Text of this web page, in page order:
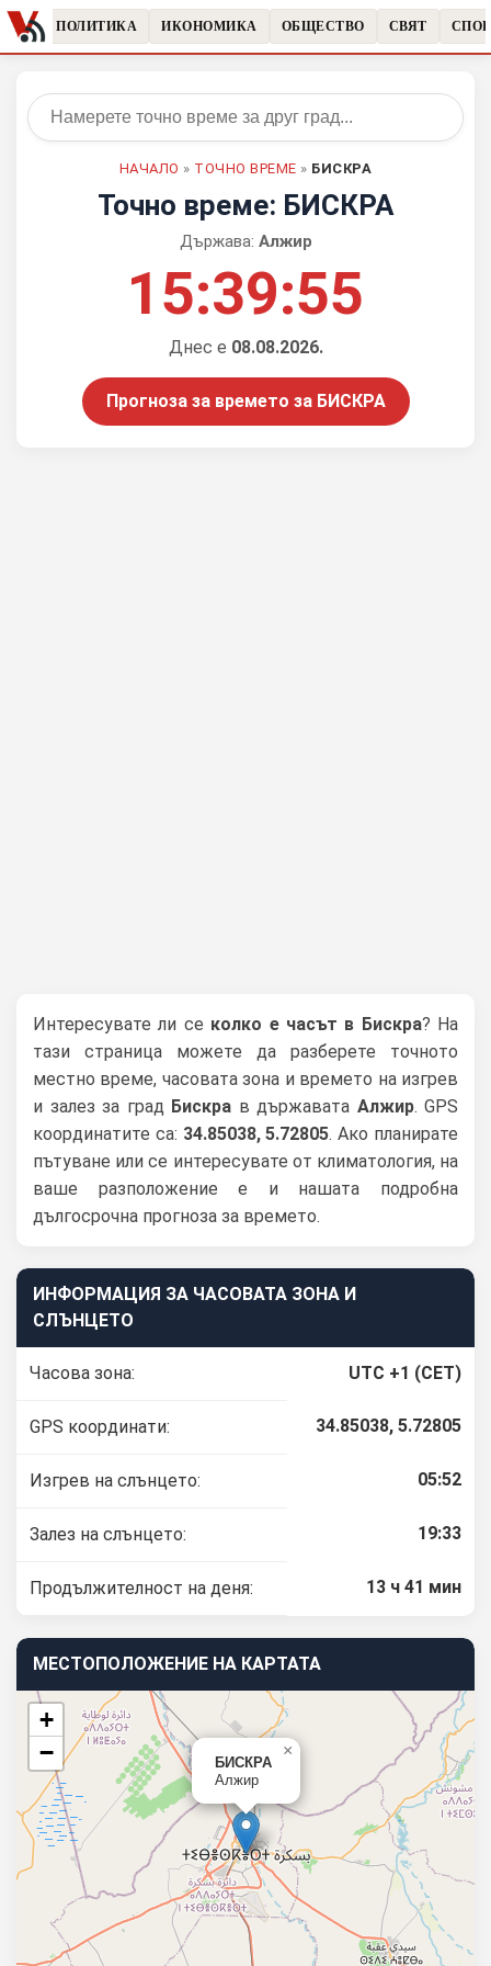
ПОЛИТИКА ИКОНОМИКА ОБЩЕСТВО СВЯТ
НАЧАЛО » ТОЧНО ВРЕМЕ » БИСКРА
Точно време: БИСКРА
Държава: Алжир
15:39:56
Днес е 08.08.2026.
Прогноза за времето за БИСКРА
Интересувате ли се колко е часът в Бискра? На
тази страница можете да разберете точното
местно време, часовата зона и времето на изгрев
и залез за град Бискра в държавата Алжир. GPS
координатите са: 34.85038, 5.72805. Ако планирате
пътуване или се интересувате от климатология, на
ваше разположение е и нашата подробна
дългосрочна прогноза за времето.
ИНФОРМАЦИЯ ЗА ЧАСОВАТА ЗОНА И
СЛЪНЦЕТО
Часова зона: UTC +1 (CET)
GPS координати: 34.85038, 5.72805
Изгрев на слънцето: 05:52
Залез на слънцето: 19:33
Продължителност на деня: 13 ч 41 мин
МЕСТОПОЛОЖЕНИЕ НА КАРТАТА
БИСКРА
Алжир
×
+
−